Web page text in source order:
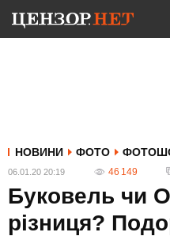
НОВИНИ ФОТО
06.01.20 20:19 46 149
Буковель чи
різниця?